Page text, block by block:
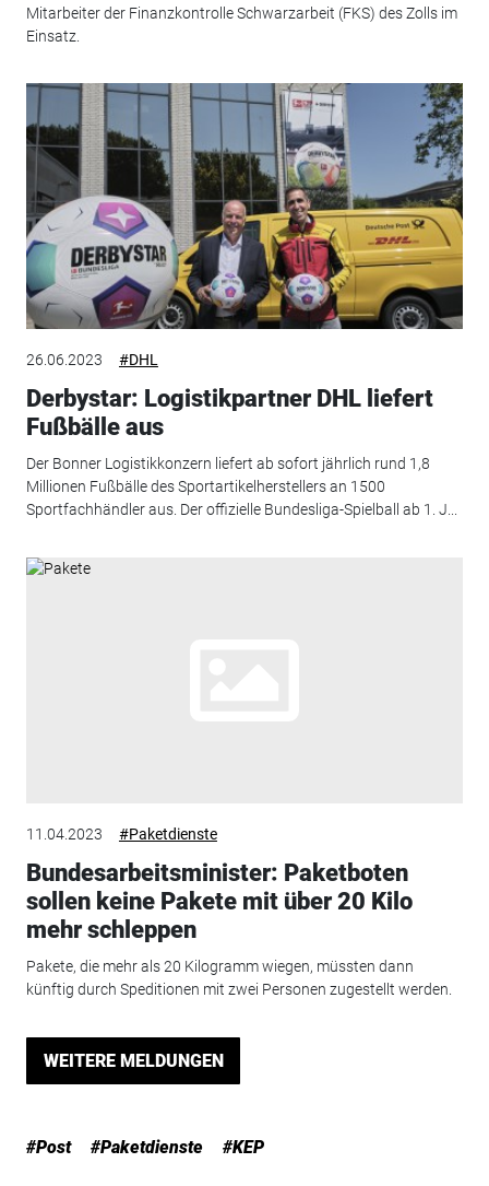
Mitarbeiter der Finanzkontrolle Schwarzarbeit (FKS) des Zolls im
Einsatz.
26.06.2023 #DHL
Derbystar: Logistikpartner DHL liefert
Fußbälle aus
Der Bonner Logistikkonzern liefert ab sofort jährlich rund 1,8
Millionen Fußbälle des Sportartikelherstellers an 1500
Sportfachhändler aus. Der offizielle Bundesliga-Spielball ab 1. J...
11.04.2023 #Paketdienste
Bundesarbeitsminister: Paketboten
sollen keine Pakete mit über 20 Kilo
mehr schleppen
Pakete, die mehr als 20 Kilogramm wiegen, müssten dann
künftig durch Speditionen mit zwei Personen zugestellt werden.
WEITERE MELDUNGEN
#Post #Paketdienste #KEP